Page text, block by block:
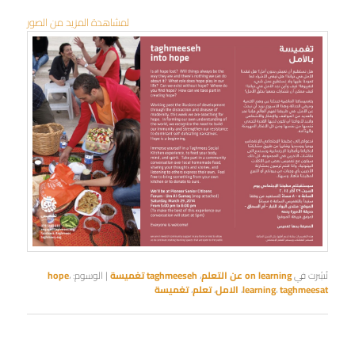
لمشاهدة المزيد من الصور
نُشِرت فيon learning عن التعلم ،taghmeeseh تغميسة | الوسوم: hope،
learning،taghmeesat ،الامل،تعلم،تغميسة